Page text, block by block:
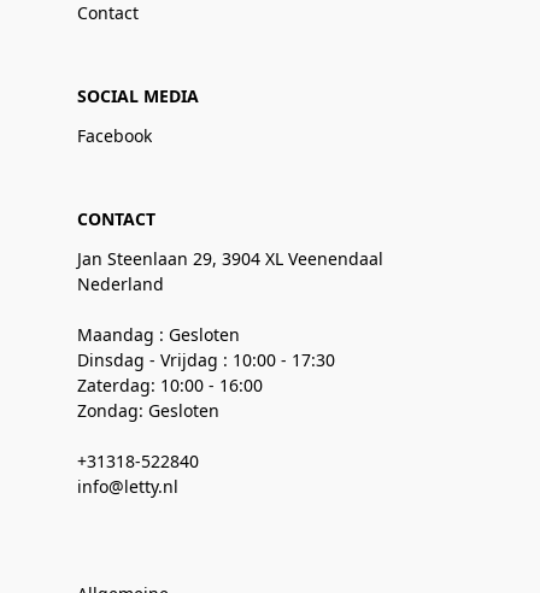
Contact
SOCIAL MEDIA
Facebook
CONTACT
Jan Steenlaan 29, 3904 XL Veenendaal
Nederland
Maandag : Gesloten
Dinsdag - Vrijdag : 10:00 - 17:30
Zaterdag: 10:00 - 16:00
Zondag: Gesloten
+31318-522840
info@letty.nl